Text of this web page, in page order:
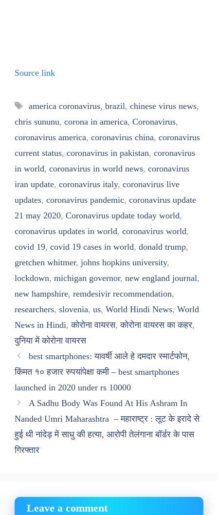
Source link
Tags
america coronavirus, brazil, chinese virus news,
chris sununu, corona in america, Coronavirus,
coronavirus america, coronavirus china, coronavirus
current status, coronavirus in pakistan, coronavirus
in world, coronavirus in world news, coronavirus
iran update, coronavirus italy, coronavirus live
updates, coronavirus pandemic, coronavirus update
21 may 2020, Coronavirus update today world,
coronavirus updates in world, coronavirus world,
covid 19, covid 19 cases in world, donald trump,
gretchen whitmer, johns hopkins university,
lockdown, michigan governor, new england journal,
new hampshire, remdesivir recommendation,
researchers, slovenia, us, World Hindi News, World
News in Hindi,कोरोना वायरस,कोरोना वायरस का कहर,
दुनिया में कोरोना वायरस
best smartphones: यावर्षी आले हे दमदार स्मार्टफोन,
किंमत १० हजार रुपयांपेक्षा कमी – best smartphones
launched in 2020 under rs 10000
A Sadhu Body Was Found At His Ashram In
Nanded Umri Maharashtra – महाराष्ट्र : लूट के इरादे से
हुई थी नांदेड़ में साधु की हत्या, आरोपी तेलंगाना बॉर्डर के पास
गिरफ्तार
Leave a comment